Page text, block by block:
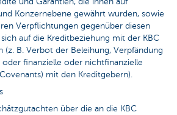
Konzernebene gewährt wurden, sowie
Verpflichtungen gegenüber diesen
auf die Kreditbeziehung mit der KBC
(z. B. Verbot der Beleihung, Verpfändung
oder finanzielle oder nichtfinanzielle
mit den Kreditgebern).
über die an die KBC